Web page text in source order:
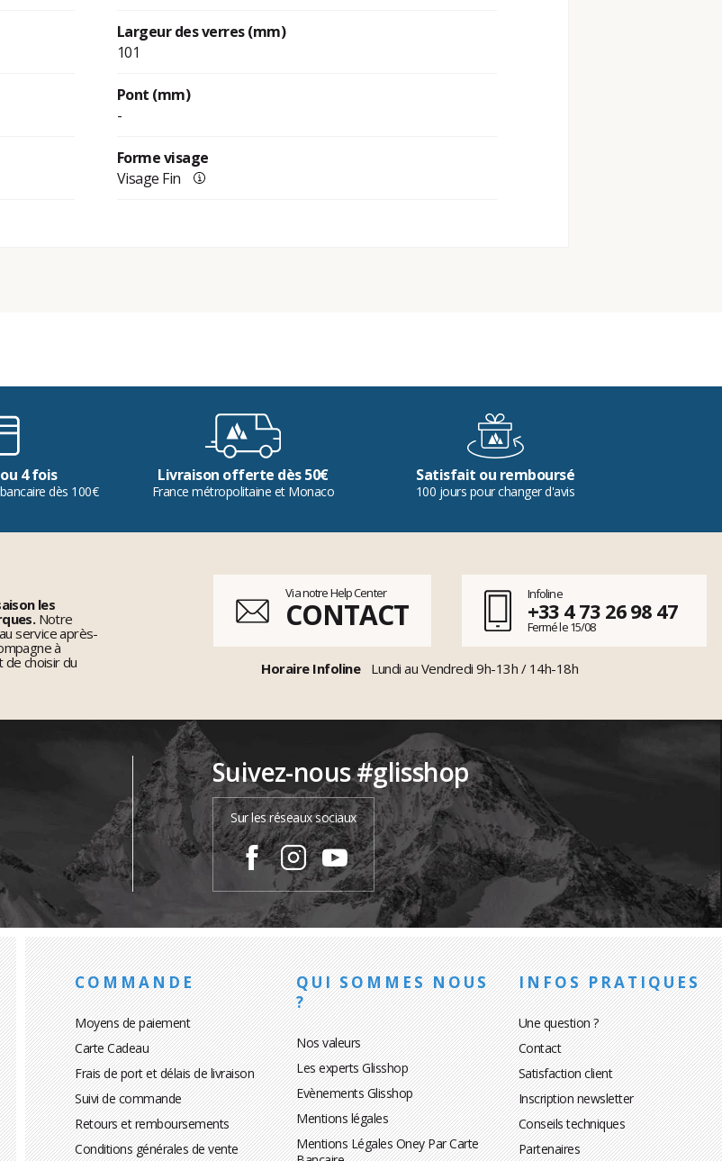
Largeur des verres (mm)
101
Pont (mm)
-
Forme visage
Visage Fin
4 fois
dès 100€
Livraison offerte dès 50€
France métropolitaine et Monaco
Satisfait ou remboursé
100 jours pour changer d'avis
les
Notre
service après-
à
choisir du
Via notre Help Center
CONTACT
Infoline
+33 4 73 26 98 47
Fermé le 15/08
Horaire Infoline Lundi au Vendredi 9h-13h / 14h-18h
Suivez-nous #glisshop
Sur les réseaux sociaux
COMMANDE
Moyens de paiement
Carte Cadeau
Frais de port et délais de livraison
Suivi de commande
Retours et remboursements
Conditions générales de vente
QUI SOMMES NOUS
?
Nos valeurs
Les experts Glisshop
Evènements Glisshop
Mentions légales
Mentions Légales Oney Par Carte
INFOS PRATIQUES
Une question ?
Contact
Satisfaction client
Inscription newsletter
Conseils techniques
Partenaires